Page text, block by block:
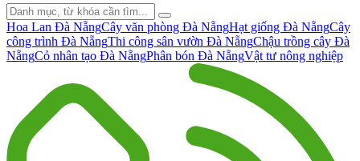
Hoa Lan Đà NẵngCây văn phòng Đà NẵngHạt giống Đà NẵngCây
công trình Đà NẵngThi công sân vườn Đà NẵngChậu trồng cây Đà
NẵngCỏ nhân tạo Đà NẵngPhân bón Đà NẵngVật tư nông nghiệp